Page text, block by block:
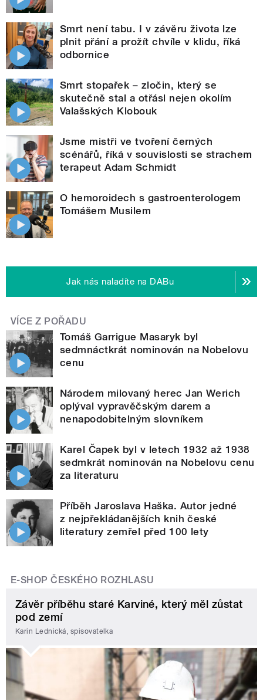
Smrt není tabu. I v závěru života lze
plnit přání a prožít chvíle v klidu, říká
odbornice
Smrt stopařek – zločin, který se
skutečně stal a otřásl nejen okolím
Valašských Klobouk
Jsme mistři ve tvoření černých
scénářů, říká v souvislosti se strachem
terapeut Adam Schmidt
O hemoroidech s gastroenterologem
Tomášem Musilem
Jak nás naladíte na DABu
VÍCE Z POŘADU
Tomáš Garrigue Masaryk byl
sedmnáctkrát nominován na Nobelovu
cenu
Národem milovaný herec Jan Werich
oplýval vypravěčským darem a
nenapodobitelným slovníkem
Karel Čapek byl v letech 1932 až 1938
sedmkrát nominován na Nobelovu cenu
za literaturu
Příběh Jaroslava Haška. Autor jedné
z nejpřekládanějších knih české
literatury zemřel před 100 lety
E-SHOP ČESKÉHO ROZHLASU
Závěr příběhu staré Karviné, který měl zůstat
pod zemí
Karin Lednická, spisovatelka